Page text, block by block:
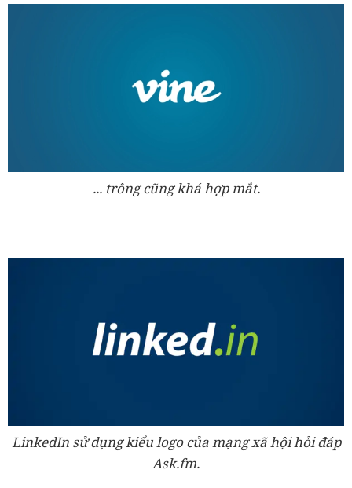
... trông cũng khá hợp mắt.
LinkedIn sử dụng kiểu logo của mạng xã hội hỏi đáp
Ask.fm.